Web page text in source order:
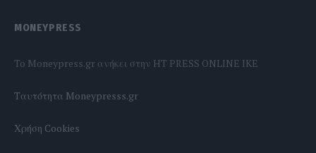
MONEYPRESS
To Moneypress.gr ανήκει στην HT PRESS ONLINE IKE
Tαυτότητα Moneypresss.gr
Χρήση Cookies